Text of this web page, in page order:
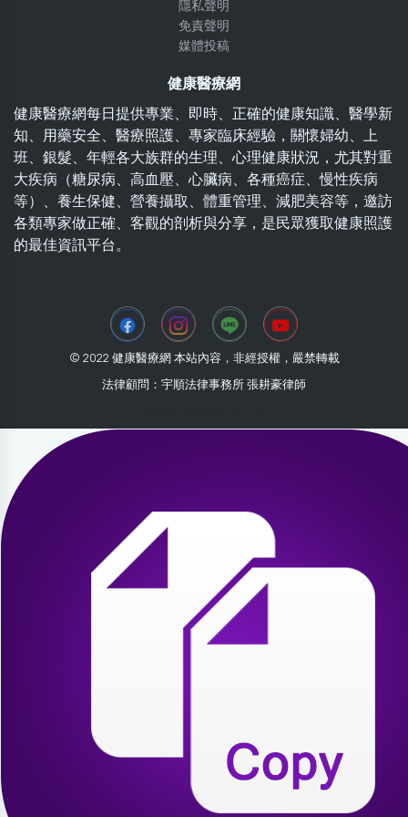
隱私聲明
免責聲明
媒體投稿
健康醫療網
健康醫療網每日提供專業、即時、正確的健康知識、醫學新
知、用藥安全、醫療照護、專家臨床經驗，關懷婦幼、上
班、銀髮、年輕各大族群的生理、心理健康狀況，尤其對重
大疾病（糖尿病、高血壓、心臟病、各種癌症、慢性疾病
等）、養生保健、營養攝取、體重管理、減肥美容等，邀訪
各類專家做正確、客觀的剖析與分享，是民眾獲取健康照護
的最佳資訊平台。
© 2022 健康醫療網 本站內容，非經授權，嚴禁轉載
法律顧問：宇順法律事務所 張耕豪律師